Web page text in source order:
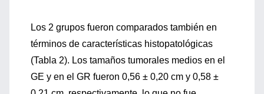
Los 2 grupos fueron comparados también en
términos de características histopatológicas
(Tabla 2). Los tamaños tumorales medios en el
GE y en el GR fueron 0,56 ± 0,20 cm y 0,58 ±